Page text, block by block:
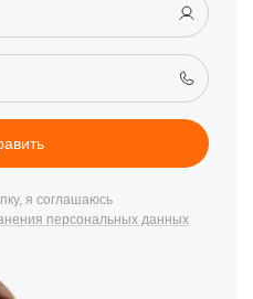
я соглашаюсь
персональных данных